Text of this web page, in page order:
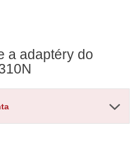
a adaptéry do